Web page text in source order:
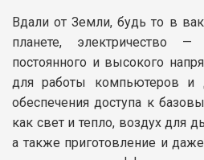
Вдали от Земли, будь то в
планете, электричество
постоянного и высокого
для работы компьютеров и
обеспечения доступа к
как свет и тепло, воздух для
а также приготовление и